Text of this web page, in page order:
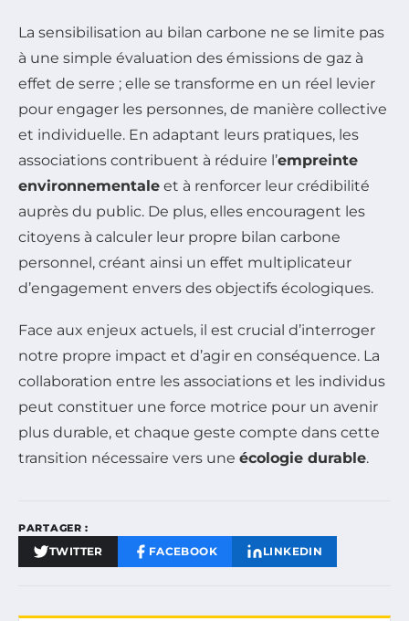
La sensibilisation au bilan carbone ne se limite pas
à une simple évaluation des émissions de gaz à
effet de serre ; elle se transforme en un réel levier
pour engager les personnes, de manière collective
et individuelle. En adaptant leurs pratiques, les
associations contribuent à réduire l’empreinte
environnementale et à renforcer leur crédibilité
auprès du public. De plus, elles encouragent les
citoyens à calculer leur propre bilan carbone
personnel, créant ainsi un effet multiplicateur
d’engagement envers des objectifs écologiques.
Face aux enjeux actuels, il est crucial d’interroger
notre propre impact et d’agir en conséquence. La
collaboration entre les associations et les individus
peut constituer une force motrice pour un avenir
plus durable, et chaque geste compte dans cette
transition nécessaire vers une écologie durable.
PARTAGER :
TWITTER FACEBOOK LINKEDIN